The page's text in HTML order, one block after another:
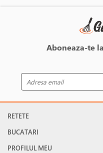
Aboneaza-te
RETETE
BUCATARI
PROFILUL MEU